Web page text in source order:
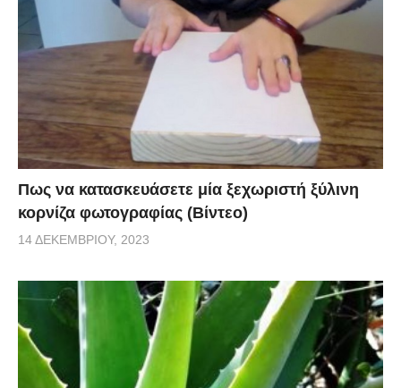
Πως να κατασκευάσετε μία ξεχωριστή ξύλινη
κορνίζα φωτογραφίας (Βίντεο)
14 ΔΕΚΕΜΒΡΊΟΥ, 2023